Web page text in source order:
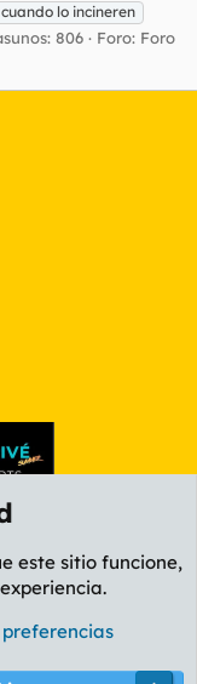
lo incineren
806 Foro: Foro
este sitio funcione,